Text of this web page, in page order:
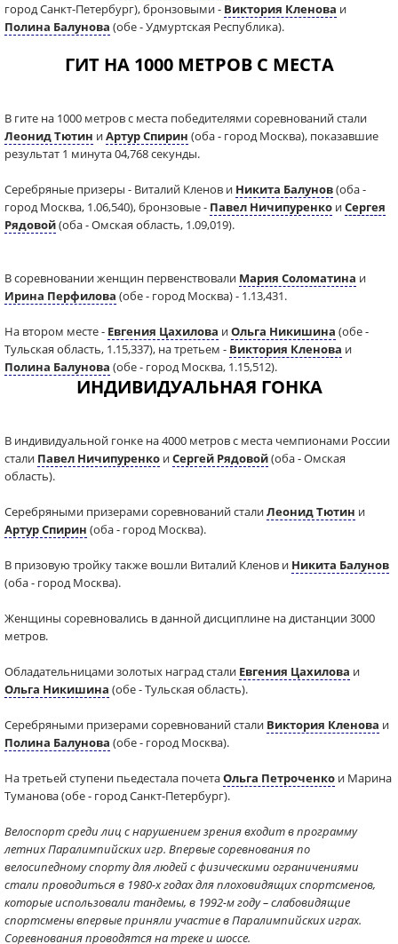
город Санкт-Петербург), бронзовыми - Виктория Кленова и
Полина Балунова (обе - Удмуртская Республика).
ГИТ НА 1000 МЕТРОВ С МЕСТА
В гите на 1000 метров с места победителями соревнований стали
Леонид Тютин иАртур Спирин (оба - город Москва), показавшие
результат 1 минута 04,768 секунды.
Серебряные призеры - Виталий Кленов и Никита Балунов(оба -
город Москва, 1.06,540), бронзовые - Павел Ничипуренко иСергея
Рядовой(оба - Омская область, 1.09,019).
В соревновании женщин первенствовали Мария Соломатина и
Ирина Перфилова (обе - город Москва) - 1.13,431.
На втором месте - Евгения Цахилова иОльга Никишина (обе -
Тульская область, 1.15,337), на третьем - Виктория Кленова и
Полина Балунова (обе - город Москва, 1.15,512).
ИНДИВИДУАЛЬНАЯ ГОНКА
В индивидуальной гонке на 4000 метров с места чемпионами России
стали Павел Ничипуренко иСергей Рядовой(оба - Омская
область).
Серебряными призерами соревнований сталиЛеонид Тютин и
Артур Спирин (оба - город Москва).
В призовую тройку также вошли Виталий Кленов и Никита Балунов
(оба - город Москва).
Женщины соревновались в данной дисциплине на дистанции 3000
метров.
Обладательницами золотых наград стали Евгения Цахилова и
Ольга Никишина (обе - Тульская область).
Серебряными призерами соревнований стали Виктория Кленова и
Полина Балунова (обе - город Москва).
На третьей ступени пьедестала почетаОльга Петроченко и Марина
Туманова (обе - город Санкт-Петербург).
Велоспорт среди лиц с нарушением зрения входит в программу
летних Паралимпийских игр. Впервые соревнования по
велосипедному спорту для людей с физическими ограничениями
стали проводиться в 1980-х годах для плоховидящих спортсменов,
которые использовали тандемы, в 1992-м году – слабовидящие
спортсмены впервые приняли участие в Паралимпийских играх.
Соревнования проводятся на треке и шоссе.